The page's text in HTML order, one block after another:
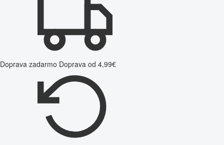
Doprava zadarmo Doprava od 4,99€